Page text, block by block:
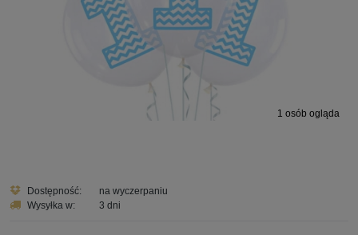
1 osób ogląda
Dostępność:
na wyczerpaniu
Wysyłka w:
3 dni